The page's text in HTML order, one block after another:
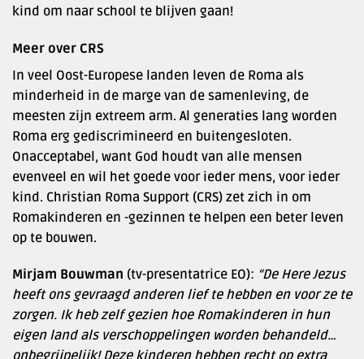
kind om naar school te blijven gaan!
Meer over CRS
In veel Oost-Europese landen leven de Roma als
minderheid in de marge van de samenleving, de
meesten zijn extreem arm. Al generaties lang worden
Roma erg gediscrimineerd en buitengesloten.
Onacceptabel, want God houdt van alle mensen
evenveel en wil het goede voor ieder mens, voor ieder
kind. Christian Roma Support (CRS) zet zich in om
Romakinderen en -gezinnen te helpen een beter leven
op te bouwen.
Mirjam Bouwman (tv-presentatrice EO): “De Here Jezus
heeft ons gevraagd anderen lief te hebben en voor ze te
zorgen. Ik heb zelf gezien hoe Romakinderen in hun
eigen land als verschoppelingen worden behandeld…